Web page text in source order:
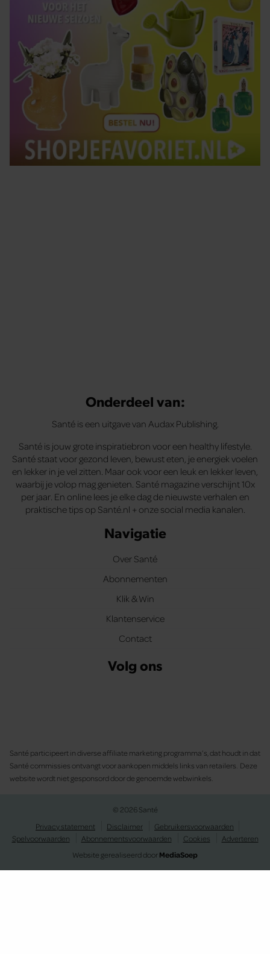
Onderdeel van:
Santé is een uitgave van Audax Publishing.
Santé is jouw grote inspiratiebron voor een healthy lifestyle.
Santé staat voor gezond leven, bewust eten, je energiek voelen
en lekker in je vel zitten. Maar ook voor een leuk en lekker leven,
waarbij je volop mag genieten. Santé magazine verschijnt 10x
per jaar. En online lees je elke dag de nieuwste verhalen en
praktische tips op Santé.nl + onze social media kanalen.
Navigatie
Over Santé
Abonnementen
Klik & Win
Klantenservice
Contact
Volg ons
Santé participeert in diverse affiliate marketing programma’s, dat houdt in dat
Santé commissies ontvangt voor aankopen middels links van retailers. Deze
website wordt niet gesponsord door de genoemde webwinkels.
© 2026 Santé
Privacy statement
Disclaimer
Gebruikersvoorwaarden
Spelvoorwaarden
Abonnementsvoorwaarden Cookies
Adverteren
Website gerealiseerd doorMediaSoep